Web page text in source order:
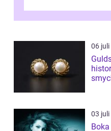
06
03
Boka